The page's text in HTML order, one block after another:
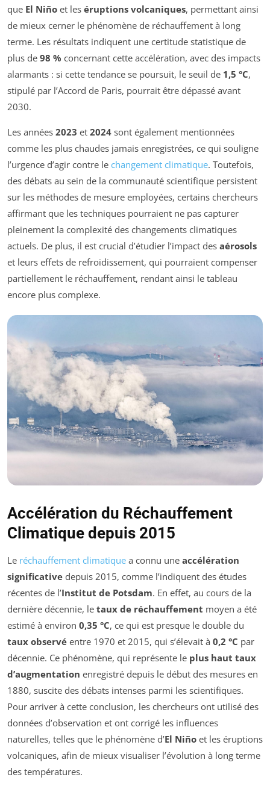
que El Niño et les éruptions volcaniques, permettant ainsi
de mieux cerner le phénomène de réchauffement à long
terme. Les résultats indiquent une certitude statistique de
plus de 98 % concernant cette accélération, avec des impacts
alarmants : si cette tendance se poursuit, le seuil de 1,5 °C,
stipulé par l’Accord de Paris, pourrait être dépassé avant
2030.
Les années 2023 et 2024 sont également mentionnées
comme les plus chaudes jamais enregistrées, ce qui souligne
l’urgence d’agir contre le changement climatique. Toutefois,
des débats au sein de la communauté scientifique persistent
sur les méthodes de mesure employées, certains chercheurs
affirmant que les techniques pourraient ne pas capturer
pleinement la complexité des changements climatiques
actuels. De plus, il est crucial d’étudier l’impact des aérosols
et leurs effets de refroidissement, qui pourraient compenser
partiellement le réchauffement, rendant ainsi le tableau
encore plus complexe.
Accélération du Réchauffement
Climatique depuis 2015
Le réchauffement climatique a connu une accélération
significative depuis 2015, comme l’indiquent des études
récentes de l’Institut de Potsdam. En effet, au cours de la
dernière décennie, le taux de réchauffement moyen a été
estimé à environ 0,35 °C, ce qui est presque le double du
taux observé entre 1970 et 2015, qui s’élevait à 0,2 °C par
décennie. Ce phénomène, qui représente le plus haut taux
d’augmentation enregistré depuis le début des mesures en
1880, suscite des débats intenses parmi les scientifiques.
Pour arriver à cette conclusion, les chercheurs ont utilisé des
données d’observation et ont corrigé les influences
naturelles, telles que le phénomène d’El Niño et les éruptions
volcaniques, afin de mieux visualiser l’évolution à long terme
des températures.